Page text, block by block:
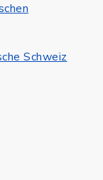
Schweiz